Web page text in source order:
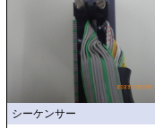
シーケンサー